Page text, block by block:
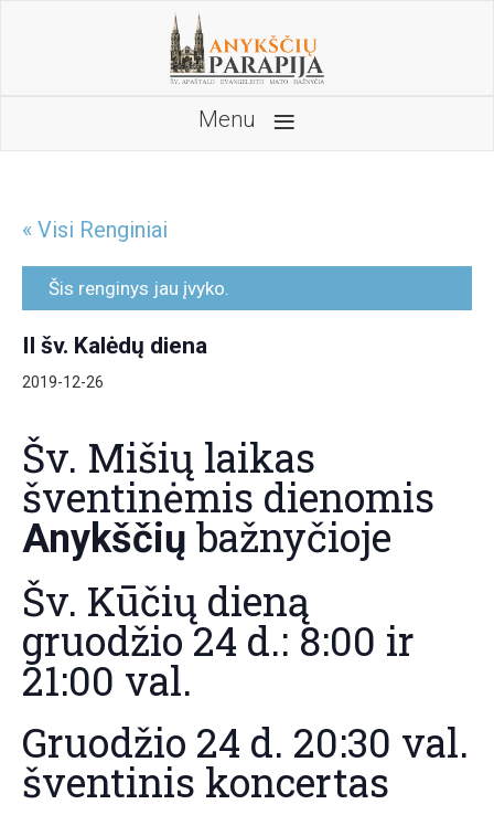
Menu ≡
« Visi Renginiai
Šis renginys jau įvyko.
II šv. Kalėdų diena
2019-12-26
Šv. Mišių laikas
šventinėmis dienomis
Anykščių bažnyčioje
Šv. Kūčių dieną
gruodžio 24 d.: 8:00 ir
21:00 val.
Gruodžio 24 d. 20:30 val.
šventinis koncertas